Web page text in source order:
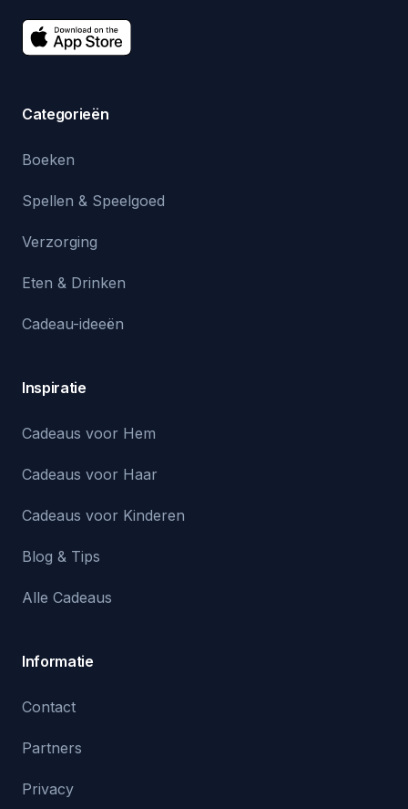
Categorieën
Boeken
Spellen & Speelgoed
Verzorging
Eten & Drinken
Cadeau-ideeën
Inspiratie
Cadeaus voor Hem
Cadeaus voor Haar
Cadeaus voor Kinderen
Blog & Tips
Alle Cadeaus
Informatie
Contact
Partners
Privacy